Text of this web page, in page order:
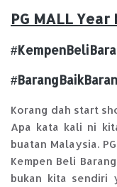
PG MALL Year
Korang dah start
Apa kata kali ni
buatan Malaysia.
Kempen Beli
bukan kita sendiri